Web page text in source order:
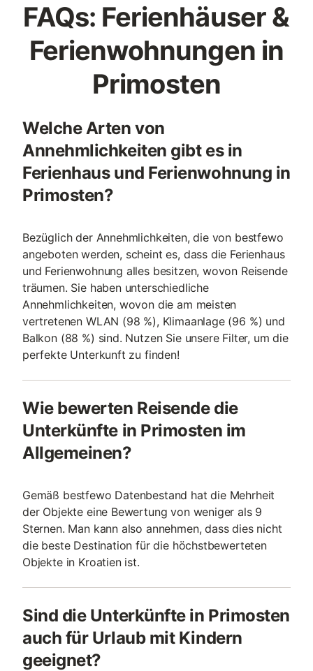
FAQs: Ferienhäuser &
Ferienwohnungen in
Primosten
Welche Arten von
Annehmlichkeiten gibt es in
Ferienhaus und Ferienwohnung in
Primosten?
Bezüglich der Annehmlichkeiten, die von bestfewo
angeboten werden, scheint es, dass die Ferienhaus
und Ferienwohnung alles besitzen, wovon Reisende
träumen. Sie haben unterschiedliche
Annehmlichkeiten, wovon die am meisten
vertretenen WLAN (98 %), Klimaanlage (96 %) und
Balkon (88 %) sind. Nutzen Sie unsere Filter, um die
perfekte Unterkunft zu finden!
Wie bewerten Reisende die
Unterkünfte in Primosten im
Allgemeinen?
Gemäß bestfewo Datenbestand hat die Mehrheit
der Objekte eine Bewertung von weniger als 9
Sternen. Man kann also annehmen, dass dies nicht
die beste Destination für die höchstbewerteten
Objekte in Kroatien ist.
Sind die Unterkünfte in Primosten
auch für Urlaub mit Kindern
geeignet?